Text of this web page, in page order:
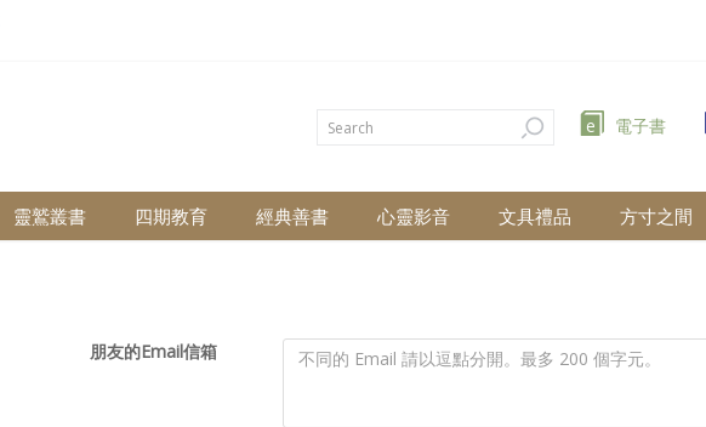
e 電子書
靈鷲叢書 四期教育 經典善書 心靈影音 文具禮品 方寸之間
朋友的Email信箱